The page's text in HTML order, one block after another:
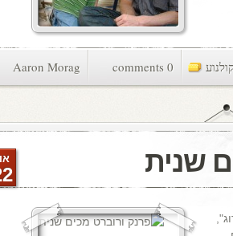
Aaron Morag 0 comments
שנית